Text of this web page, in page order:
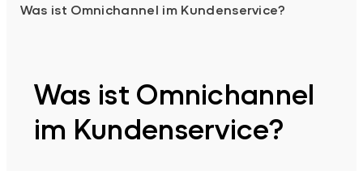
Was ist Omnichannel im Kundenservice?
Was ist Omnichannel
im Kundenservice?